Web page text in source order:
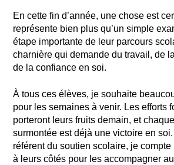
En cette fin d’année, une chose est
représente bien plus qu’un simple
étape importante de leur parcours
charnière qui demande du travail, de
de la confiance en soi.
À tous ces élèves, je souhaite
pour les semaines à venir. Les efforts
porteront leurs fruits demain, et
surmontée est déjà une victoire en
référent du soutien scolaire, je
à leurs côtés pour les accompagner